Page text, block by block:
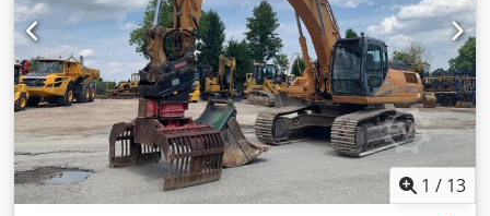
Állítható hengerprés Stabil öntöttvas kialakítás Elektromos
meghajtás Munkasztal Állapot: használt Felhasználás:
keménytáblás könyvek gyártása, kötészetek, Dedpfeziwnbjx
Abpeck nyomdák, grafikai üzemek, albumok, katalógusok
és borítók gyártása.
1 / 13